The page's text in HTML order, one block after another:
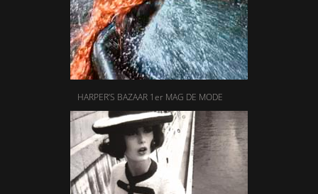
HARPER’S BAZAAR 1er MAG DE MODE